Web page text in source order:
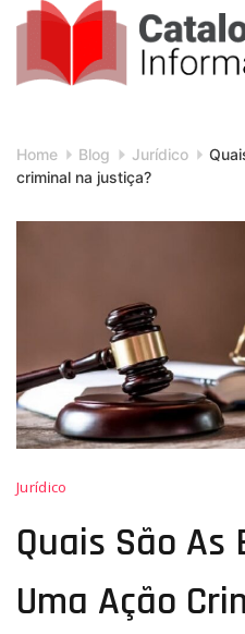
Skip
content
Home Blog Jurídico
criminal na justiça?
Jurídico
Quais São As
Uma Ação